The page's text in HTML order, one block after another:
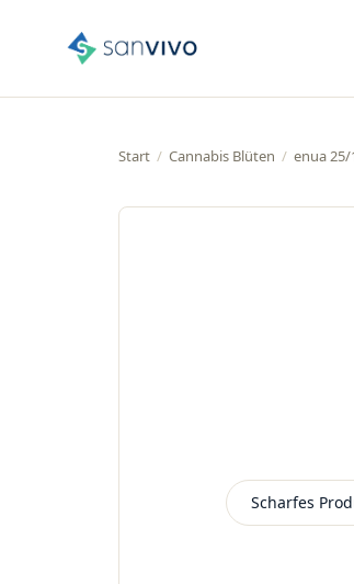
Start / Cannabis Blüten / enua 25/
Scharfes